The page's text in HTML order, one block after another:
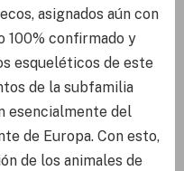
asignados aún con
100% confirmado y
esqueléticos de este
de la subfamilia
esencialmente del
de Europa. Con esto,
de los animales de